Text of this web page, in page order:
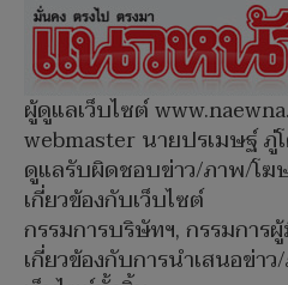
ผู้ดูแลเว็บไซต์
webmaster นายปรเมษฐ์ ภู่
ดูแลรับผิดชอบข่าว/ภาพ/โ
เกี่ยวข้องกับเว็บไซต์
กรรมการบริษัทฯ, กรรมการ
เกี่ยวข้องกับการนำเสนอข่า